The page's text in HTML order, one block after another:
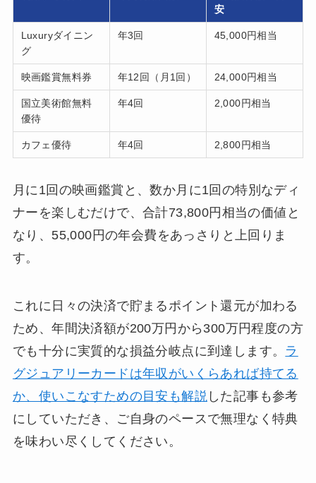
安
Luxuryダイニン
グ
年3回 45,000円相当
映画鑑賞無料券 年12回（月1回） 24,000円相当
国立美術館無料
優待
年4回 2,000円相当
カフェ優待 年4回 2,800円相当
月に1回の映画鑑賞と、数か月に1回の特別なディ
ナーを楽しむだけで、合計73,800円相当の価値と
なり、55,000円の年会費をあっさりと上回りま
す。
これに日々の決済で貯まるポイント還元が加わる
ため、年間決済額が200万円から300万円程度の方
でも十分に実質的な損益分岐点に到達します。 ラ
グジュアリーカードは年収がいくらあれば持てる
か、使いこなすための目安も解説 した記事も参考
にしていただき、ご自身のペースで無理なく特典
を味わい尽くしてください。